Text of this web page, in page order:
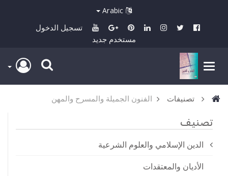
تسجيل الدخول
مستخدم جديد
تصنيفات الفنون الجميلة والمسرح والمهن
تصنيف
الدين الإسلامي والعلوم الشرعية
الأديان والمعتقدات